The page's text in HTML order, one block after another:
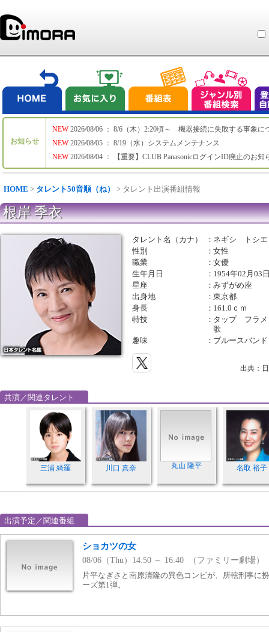
お知らせ
NEW
NEW
NEW
2026/08/06 ： 8/6（木）2:20頃～ 機器接続に失敗する事象に
2026/08/05 ： 8/19（水）システムメンテナンス
2026/08/04 ： 【重要】CLUB PanasonicログインID廃止のお知
HOME > タレント50音順（ね） > タレント出演番組情報
根岸 季衣
タレント名（カナ） ： ネギシ トシエ
性別
：女性
職業
：女優
生年月日
： 1954年02月03
星座
：みずがめ座
出身地
：東京都
身長
： 161.0ｃｍ
特技
： タップ フラ
歌
趣味
： ブルースバンド
出典：
共演／関連タレント
三浦 綺羅 川口 真奈 丸山 隆平 名取 裕子
出演予定／関連番組
ショカツの女
08/06（Thu）14:50 ～ 16:40 （ファミリー劇場）
片平なぎさと南原清隆の異色コンビが、所轄刑事に
ーズ第1弾。